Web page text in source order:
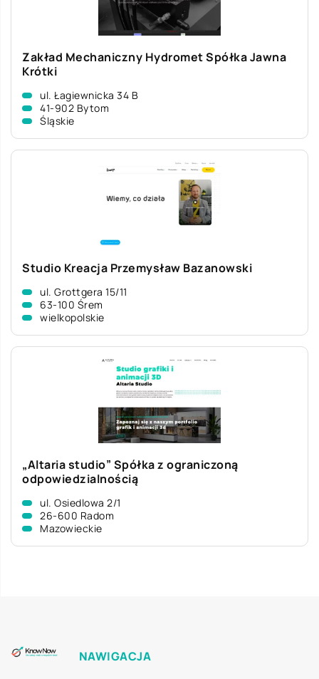
Zakład Mechaniczny Hydromet Spółka Jawna
Krótki
ul. Łagiewnicka 34 B
41-902 Bytom
Śląskie
Studio Kreacja Przemysław Bazanowski
ul. Grottgera 15/11
63-100 Śrem
wielkopolskie
„Altaria studio” Spółka z ograniczoną
odpowiedzialnością
ul. Osiedlowa 2/1
26-600 Radom
Mazowieckie
NAWIGACJA